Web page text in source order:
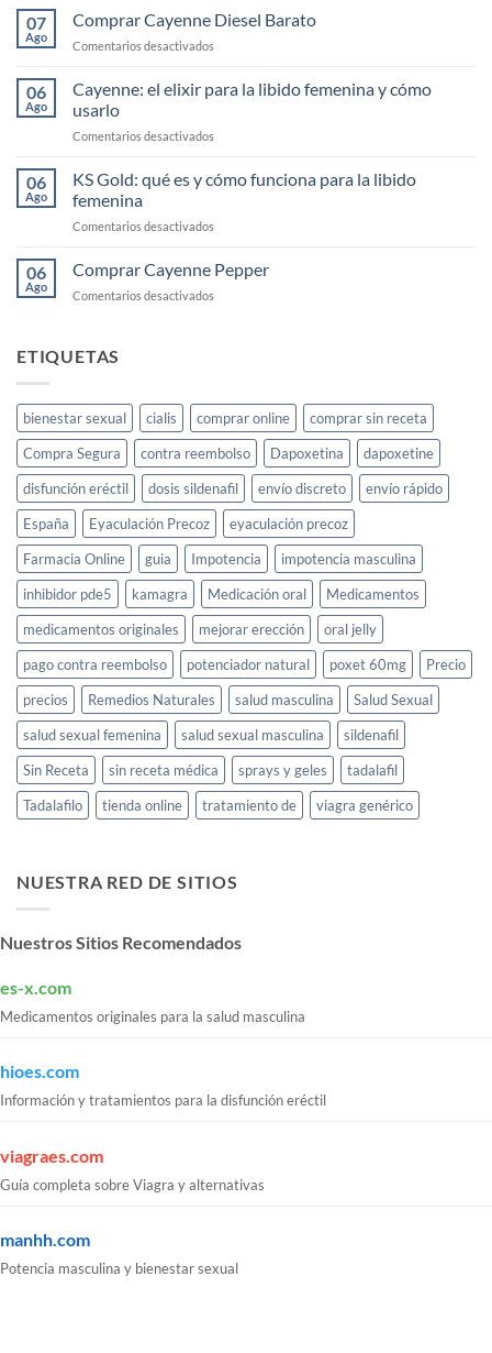
Cayenne
Mano
07
Ago
Comprar Cayenne Diesel Barato
Comentarios desactivados
Cayenne
06
Ago
Cayenne: el elixir para la libido femenina y cómo
usarlo
Comentarios desactivados
el
la
femenina
cómo
06
Ago
KS Gold: qué es y cómo funciona para la libido
femenina
Comentarios desactivados
Gold:
es
femenina
06
Ago
Comprar Cayenne Pepper
Comentarios desactivados
ETIQUETAS
bienestar sexual cialis comprar online
comprar sin receta
Compra Segura
contra reembolso Dapoxetina
dapoxetine
disfunción eréctil
dosis sildenafil envío discreto
envío rápido
España
Eyaculación Precoz
eyaculación precoz
Farmacia Online
guia Impotencia
impotencia masculina
inhibidor pde5
kamagra Medicación oral
Medicamentos
medicamentos originales
mejorar erección
oral jelly
pago contra reembolso
potenciador natural poxet 60mg
Precio
precios
Remedios Naturales salud masculina
Salud Sexual
salud sexual femenina
salud sexual masculina
sildenafil
Sin Receta
sin receta médica sprays y geles
tadalafil
Tadalafilo
tienda online tratamiento de viagra genérico
NUESTRA RED DE SITIOS
Nuestros Sitios Recomendados
es-x.com
Medicamentos originales para la salud masculina
hioes.com
Información y tratamientos para la disfunción eréctil
viagraes.com
Guía completa sobre Viagra y alternativas
manhh.com
Potencia masculina y bienestar sexual